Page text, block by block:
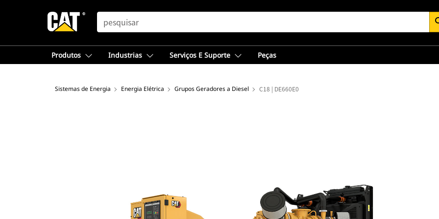
SEARCH
Produtos Industrias Serviços E Suporte Peças
Sistemas de Energia Energia Elétrica Grupos Geradores a Diesel C18 | DE660E0